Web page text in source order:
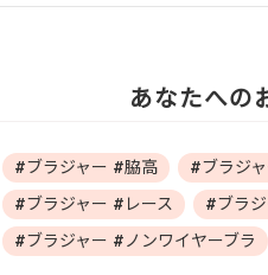
あなたへの
#ブラジャー #脇高
#ブラジ
#ブラジャー #レース
#ブラ
#ブラジャー #ノンワイヤーブラ